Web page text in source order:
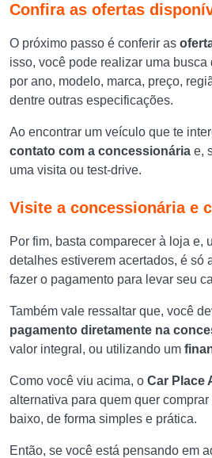
Confira as ofertas
O próximo passo é conferir as
isso, você pode realizar uma
por ano, modelo, marca, preço,
dentre outras especificações.
Ao encontrar um veículo que te
contato com a concessionária e,
uma visita ou test-drive.
Visite a concessionária e
Por fim, basta comparecer à loja e,
detalhes estiverem acertados, é só
fazer o pagamento para levar seu
Também vale ressaltar que, você
pagamento diretamente na
valor integral, ou utilizando um
Como você viu acima, o Car Place
alternativa para quem quer
baixo, de forma simples e prática.
Então, se você está pensando em